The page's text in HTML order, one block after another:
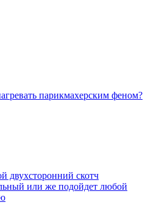
парикмахерским феном?
двухсторонний скотч
или же подойдет любой